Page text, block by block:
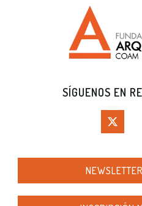
SÍGUENOS EN